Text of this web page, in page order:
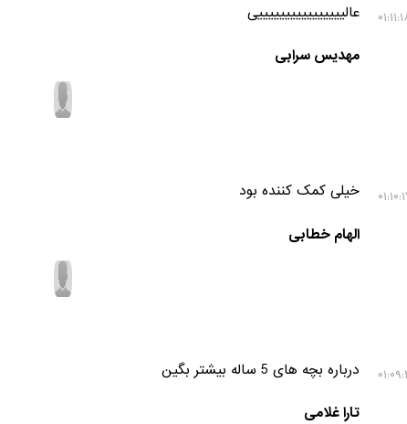
عالییییییییییییییییی
مهدیس سرابی
خیلی کمک کننده بود
الهام خطابی
درباره بچه های 5 ساله بیشتر بگین
تارا غلامی